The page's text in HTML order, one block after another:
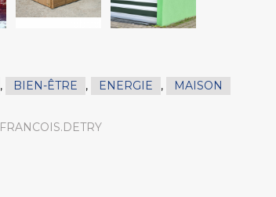
, BIEN-ÊTRE , ENERGIE , MAISON
FRANCOIS.DETRY